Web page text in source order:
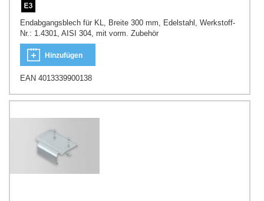
Endabgangsblech für KL, Breite 300 mm, Edelstahl, Werkstoff-
Nr.: 1.4301, AISI 304, mit vorm. Zubehör
Hinzufügen
EAN 4013339900138